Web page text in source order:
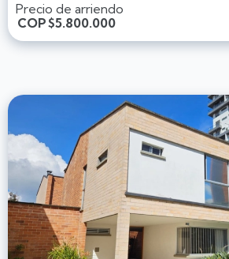
Precio de arriendo
COP$5.800.000